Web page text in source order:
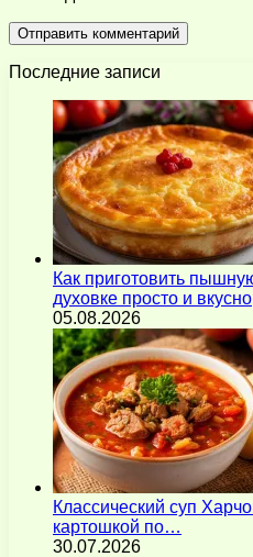
Последние записи
Как приготовить
духовке просто и вкусно
05.08.2026
Классический суп
картошкой по…
30.07.2026